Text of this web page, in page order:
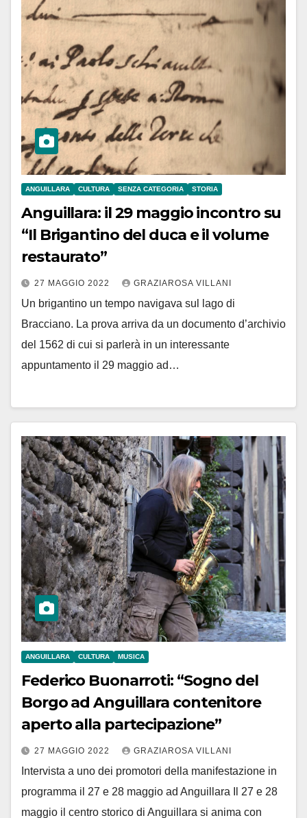
ANGUILLARA CULTURA SENZA CATEGORIA STORIA
Anguillara: il 29 maggio incontro su
“Il Brigantino del duca e il volume
restaurato”
27 MAGGIO 2022 GRAZIAROSA VILLANI
Un brigantino un tempo navigava sul lago di
Bracciano. La prova arriva da un documento d’archivio
del 1562 di cui si parlerà in un interessante
appuntamento il 29 maggio ad…
ANGUILLARA CULTURA MUSICA
Federico Buonarroti: “Sogno del
Borgo ad Anguillara contenitore
aperto alla partecipazione”
27 MAGGIO 2022 GRAZIAROSA VILLANI
Intervista a uno dei promotori della manifestazione in
programma il 27 e 28 maggio ad Anguillara Il 27 e 28
maggio il centro storico di Anguillara si anima con